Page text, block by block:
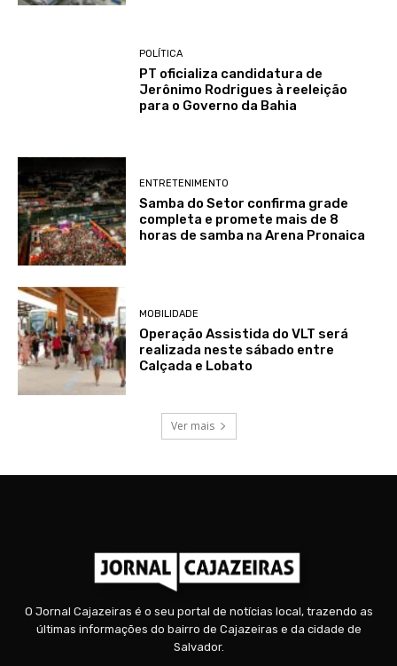
POLÍTICA
PT oficializa candidatura de
Jerônimo Rodrigues à reeleição
para o Governo da Bahia
ENTRETENIMENTO
Samba do Setor confirma grade
completa e promete mais de 8
horas de samba na Arena Pronaica
MOBILIDADE
Operação Assistida do VLT será
realizada neste sábado entre
Calçada e Lobato
Ver mais
O Jornal Cajazeiras é o seu portal de notícias local, trazendo as
últimas informações do bairro de Cajazeiras e da cidade de
Salvador.